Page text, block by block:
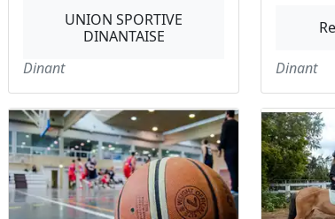
UNION SPORTIVE
DINANTAISE
Dinant
Dinant